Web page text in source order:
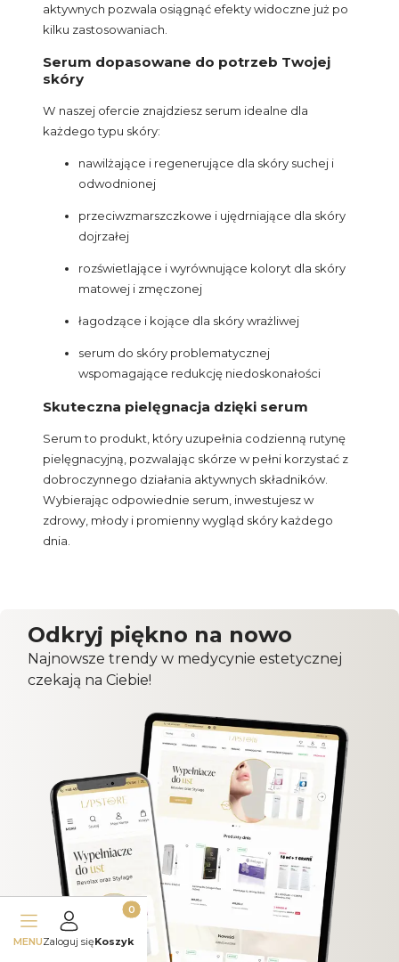
aktywnych pozwala osiągnąć efekty widoczne już po
kilku zastosowaniach.
Serum dopasowane do potrzeb Twojej
skóry
W naszej ofercie znajdziesz serum idealne dla
każdego typu skóry:
nawilżające i regenerujące dla skóry suchej i
odwodnionej
przeciwzmarszczkowe i ujędrniające dla skóry
dojrzałej
rozświetlające i wyrównujące koloryt dla skóry
matowej i zmęczonej
łagodzące i kojące dla skóry wrażliwej
serum do skóry problematycznej
wspomagające redukcję niedoskonałości
Skuteczna pielęgnacja dzięki serum
Serum to produkt, który uzupełnia codzienną rutynę
pielęgnacyjną, pozwalając skórze w pełni korzystać z
dobroczynnego działania aktywnych składników.
Wybierając odpowiednie serum, inwestujesz w
zdrowy, młody i promienny wygląd skóry każdego
dnia.
Odkryj piękno na nowo
Najnowsze trendy w medycynie estetycznej
czekają na Ciebie!
MENUZaloguj się
Produkty w koszyku: 0. Zobacz szczegóły
Koszyk